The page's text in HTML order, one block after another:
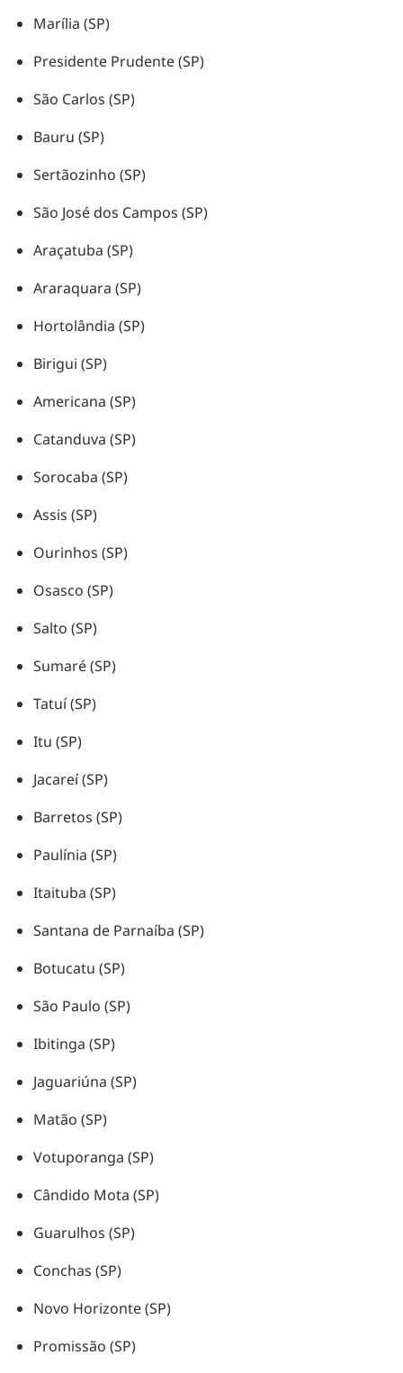
Marília (SP)
Presidente Prudente (SP)
São Carlos (SP)
Bauru (SP)
Sertãozinho (SP)
São José dos Campos (SP)
Araçatuba (SP)
Araraquara (SP)
Hortolândia (SP)
Birigui (SP)
Americana (SP)
Catanduva (SP)
Sorocaba (SP)
Assis (SP)
Ourinhos (SP)
Osasco (SP)
Salto (SP)
Sumaré (SP)
Tatuí (SP)
Itu (SP)
Jacareí (SP)
Barretos (SP)
Paulínia (SP)
Itaituba (SP)
Santana de Parnaíba (SP)
Botucatu (SP)
São Paulo (SP)
Ibitinga (SP)
Jaguariúna (SP)
Matão (SP)
Votuporanga (SP)
Cândido Mota (SP)
Guarulhos (SP)
Conchas (SP)
Novo Horizonte (SP)
Promissão (SP)